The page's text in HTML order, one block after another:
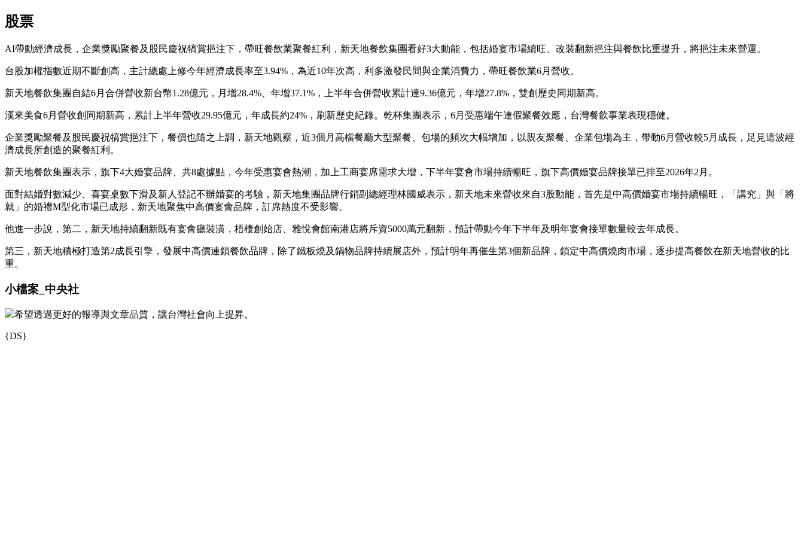
股票
AI帶動經濟成長，企業獎勵聚餐及股民慶祝犒賞挹注下，帶旺餐飲業聚餐紅利，新天地餐飲集團看好3大動能，包括婚宴市場續旺、改裝翻新挹注與餐飲比重提升，將挹注未來營運。
台股加權指數近期不斷創高，主計總處上修今年經濟成長率至3.94%，為近10年次高，利多激發民間與企業消費力，帶旺餐飲業6月營收。
新天地餐飲集團自結6月合併營收新台幣1.28億元，月增28.4%、年增37.1%，上半年合併營收累計達9.36億元，年增27.8%，雙創歷史同期新高。
漢來美食6月營收創同期新高，累計上半年營收29.95億元，年成長約24%，刷新歷史紀錄。乾杯集團表示，6月受惠端午連假聚餐效應，台灣餐飲事業表現穩健。
企業獎勵聚餐及股民慶祝犒賞挹注下，餐價也隨之上調，新天地觀察，近3個月高檔餐廳大型聚餐、包場的頻次大幅增加，以親友聚餐、企業包場為主，帶動6月營收較5月成長，足見這波經
濟成長所創造的聚餐紅利。
新天地餐飲集團表示，旗下4大婚宴品牌、共8處據點，今年受惠宴會熱潮，加上工商宴席需求大增，下半年宴會市場持續暢旺，旗下高價婚宴品牌接單已排至2026年2月。
面對結婚對數減少、喜宴桌數下滑及新人登記不辦婚宴的考驗，新天地集團品牌行銷副總經理林國威表示，新天地未來營收來自3股動能，首先是中高價婚宴市場持續暢旺，「講究」與「將
就」的婚禮M型化市場已成形，新天地聚焦中高價宴會品牌，訂席熱度不受影響。
他進一步說，第二，新天地持續翻新既有宴會廳裝潢，梧棲創始店、雅悅會館南港店將斥資5000萬元翻新，預計帶動今年下半年及明年宴會接單數量較去年成長。
第三，新天地積極打造第2成長引擎，發展中高價連鎖餐飲品牌，除了鐵板燒及鍋物品牌持續展店外，預計明年再催生第3個新品牌，鎖定中高價燒肉市場，逐步提高餐飲在新天地營收的比
重。
小檔案_中央社
希望透過更好的報導與文章品質，讓台灣社會向上提昇。
{DS}